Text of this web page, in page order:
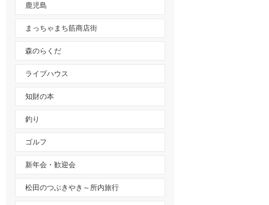
鹿児島
まっちゃまち筋商店街
森のらくだ
ライブハウス
知財の本
釣り
ゴルフ
新年会・歓迎会
松田のつぶきやき～所内旅行